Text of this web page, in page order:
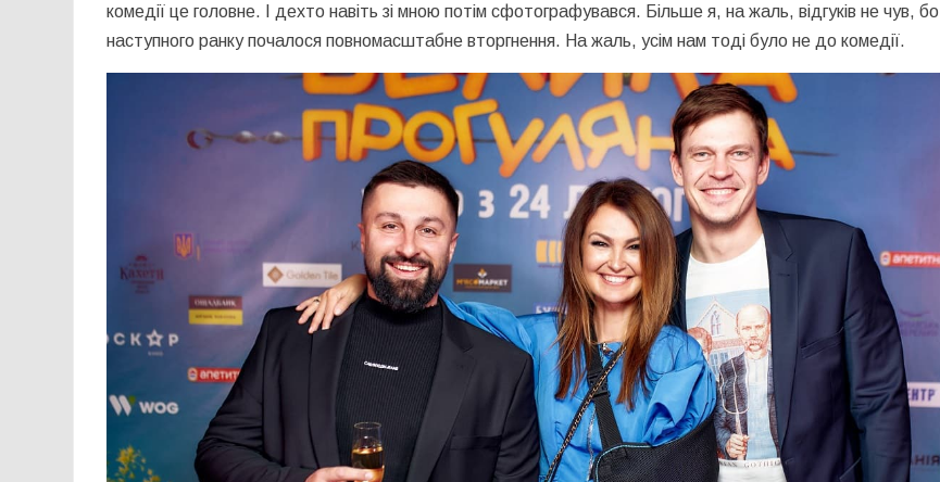
комедії це головне. І дехто навіть зі мною потім сфотографувався. Більше я, на жаль, відгуків не чув, бо
наступного ранку почалося повномасштабне вторгнення. На жаль, усім нам тоді було не до комедії.